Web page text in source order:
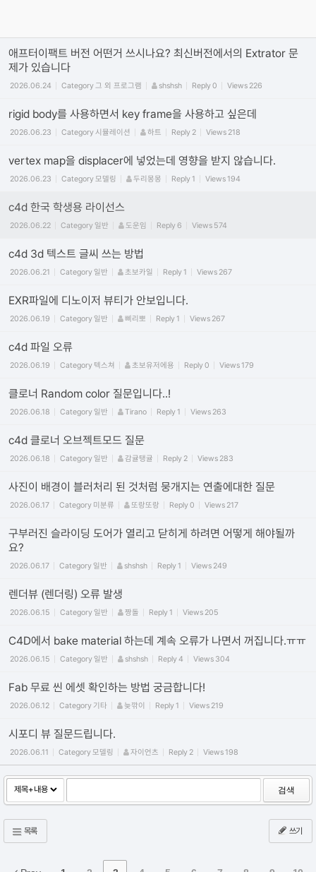
애프터이팩트 버전 어떤거 쓰시나요? 최신버전에서의 Extrator 문
제가 있습니다
2026.06.24 Category그 외 프로그램 shshsh Reply0 Views 226
rigid body를 사용하면서 key frame을 사용하고 싶은데
2026.06.23 Category시뮬레이션 하트 Reply 2 Views 218
vertex map을 displacer에 넣었는데 영향을 받지 않습니다.
2026.06.23 Category모델링 두리몽몽 Reply1 Views194
c4d 한국 학생용 라이선스
2026.06.22 Category일반 도운임 Reply6 Views 574
c4d 3d 텍스트 글씨 쓰는 방법
2026.06.21 Category일반 초보카일 Reply1 Views 267
EXR파일에 디노이저 뷰티가 안보입니다.
2026.06.19 Category일반 삐리뽀 Reply1 Views 267
c4d 파일 오류
2026.06.19 Category 텍스쳐 초보유저에용 Reply0 Views179
클로너 Random color 질문입니다..!
2026.06.18 Category일반 Tirano Reply1 Views 263
c4d 클로너 오브젝트모드 질문
2026.06.18 Category일반 감귤탱귤 Reply 2 Views 283
사진이 배경이 블러처리 된 것처럼 뭉개지는 연출에대한 질문
2026.06.17 Category 미분류 또랑또랑 Reply0 Views 217
구부러진 슬라이딩 도어가 열리고 닫히게 하려면 어떻게 해야될까
요?
2026.06.17 Category일반 shshsh Reply1 Views 249
렌더뷰 (렌더링) 오류 발생
2026.06.15 Category일반 짱돌 Reply1 Views 205
C4D에서 bake material 하는데 계속 오류가 나면서 꺼집니다.ㅠㅠ
2026.06.15 Category일반 shshsh Reply4 Views 304
Fab 무료 씬 에셋 확인하는 방법 궁금합니다!
2026.06.12 Category기타 늦깎이 Reply1 Views 219
시포디 뷰 질문드립니다.
2026.06.11 Category모델링 자이언츠 Reply 2 Views198
검색
목록 쓰기